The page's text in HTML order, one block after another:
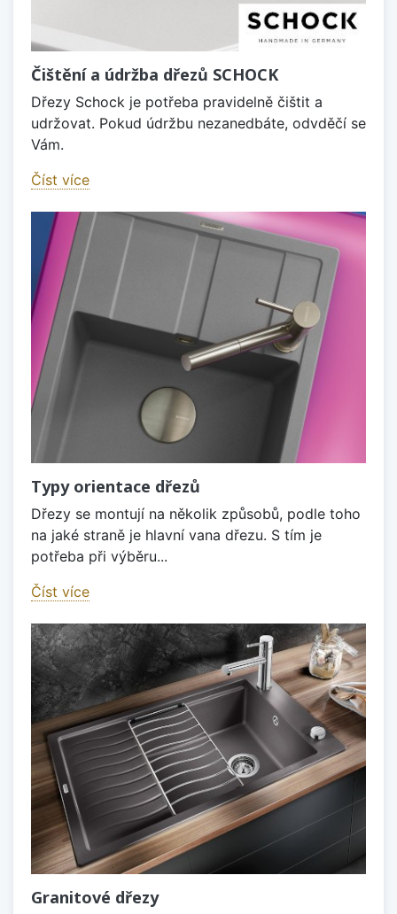
Čištění a údržba dřezů SCHOCK
Dřezy Schock je potřeba pravidelně čištit a
udržovat. Pokud údržbu nezanedbáte, odvděčí se
Vám.
Číst více
Typy orientace dřezů
Dřezy se montují na několik způsobů, podle toho
na jaké straně je hlavní vana dřezu. S tím je
potřeba při výběru...
Číst více
Granitové dřezy